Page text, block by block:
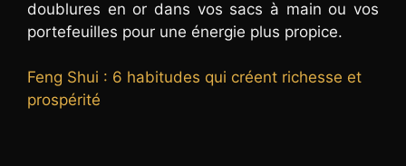
doublures en or dans vos sacs à main ou vos
portefeuilles pour une énergie plus propice.
Feng Shui : 6 habitudes qui créent richesse et
prospérité